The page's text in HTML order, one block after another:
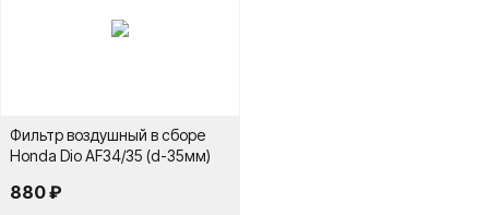
Фильтр воздушный в сборе
Honda Dio AF34/35 (d-35мм)
880 ₽